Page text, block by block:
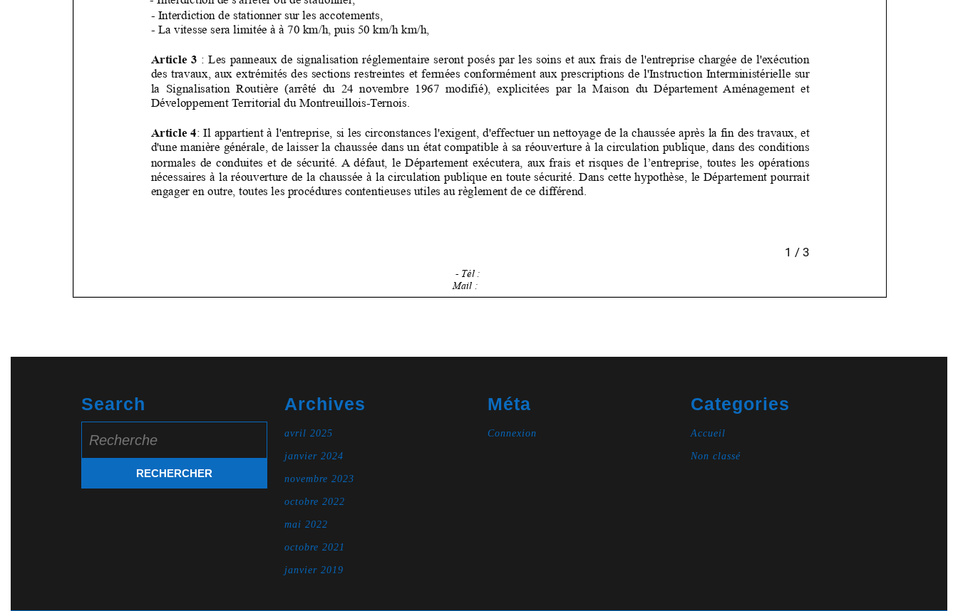
Search
for:
Archives
avril 2025
janvier 2024
novembre 2023
octobre 2022
mai 2022
octobre 2021
janvier 2019
Méta
Connexion
Categories
Accueil
Non classé